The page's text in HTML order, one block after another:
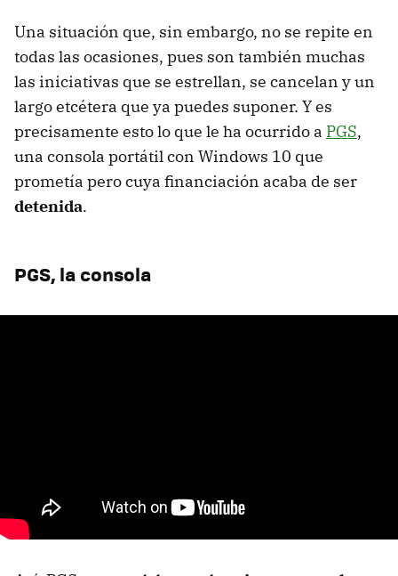
Una situación que, sin embargo, no se repite en
todas las ocasiones, pues son también muchas
las iniciativas que se estrellan, se cancelan y un
largo etcétera que ya puedes suponer. Y es
precisamente esto lo que le ha ocurrido a PGS,
una consola portátil con Windows 10 que
prometía pero cuya financiación acaba de ser
detenida.
PGS, la consola